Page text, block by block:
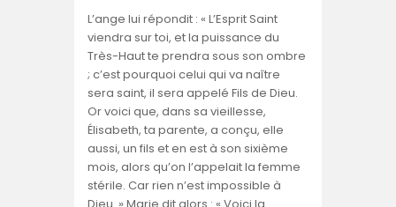
L’ange lui répondit : « L’Esprit Saint
viendra sur toi, et la puissance du
Très-Haut te prendra sous son ombre
; c’est pourquoi celui qui va naître
sera saint, il sera appelé Fils de Dieu.
Or voici que, dans sa vieillesse,
Élisabeth, ta parente, a conçu, elle
aussi, un fils et en est à son sixième
mois, alors qu’on l’appelait la femme
stérile. Car rien n’est impossible à